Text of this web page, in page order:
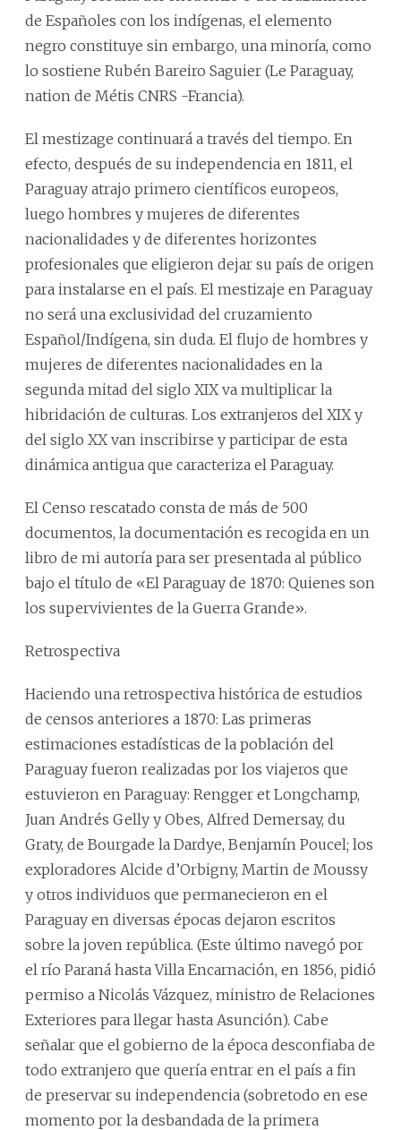
de Españoles con los indígenas, el elemento
negro constituye sin embargo, una minoría, como
lo sostiene Rubén Bareiro Saguier (Le Paraguay,
nation de Métis CNRS -Francia).
El mestizage continuará a través del tiempo. En
efecto, después de su independencia en 1811, el
Paraguay atrajo primero científicos europeos,
luego hombres y mujeres de diferentes
nacionalidades y de diferentes horizontes
profesionales que eligieron dejar su país de origen
para instalarse en el país. El mestizaje en Paraguay
no será una exclusividad del cruzamiento
Español/Indígena, sin duda. El flujo de hombres y
mujeres de diferentes nacionalidades en la
segunda mitad del siglo XIX va multiplicar la
hibridación de culturas. Los extranjeros del XIX y
del siglo XX van inscribirse y participar de esta
dinámica antigua que caracteriza el Paraguay.
El Censo rescatado consta de más de 500
documentos, la documentación es recogida en un
libro de mi autoría para ser presentada al público
bajo el título de «El Paraguay de 1870: Quienes son
los supervivientes de la Guerra Grande».
Retrospectiva
Haciendo una retrospectiva histórica de estudios
de censos anteriores a 1870: Las primeras
estimaciones estadísticas de la población del
Paraguay fueron realizadas por los viajeros que
estuvieron en Paraguay: Rengger et Longchamp,
Juan Andrés Gelly y Obes, Alfred Demersay, du
Graty, de Bourgade la Dardye, Benjamín Poucel; los
exploradores Alcide d’Orbigny, Martin de Moussy
y otros individuos que permanecieron en el
Paraguay en diversas épocas dejaron escritos
sobre la joven república. (Este último navegó por
el río Paraná hasta Villa Encarnación, en 1856, pidió
permiso a Nicolás Vázquez, ministro de Relaciones
Exteriores para llegar hasta Asunción). Cabe
señalar que el gobierno de la época desconfiaba de
todo extranjero que quería entrar en el país a fin
de preservar su independencia (sobretodo en ese
momento por la desbandada de la primera